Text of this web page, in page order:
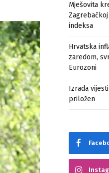
Mješovita
indeksa
Hrvatska
zaredom,
Eurozoni
Izrada
priložen